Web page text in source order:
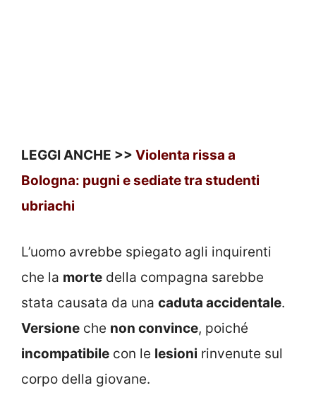
LEGGI ANCHE >> Violenta rissa a
Bologna: pugni e sediate tra studenti
ubriachi
L’uomo avrebbe spiegato agli inquirenti
che la morte della compagna sarebbe
stata causata da una caduta accidentale.
Versione che non convince, poiché
incompatibile con le lesioni rinvenute sul
corpo della giovane.